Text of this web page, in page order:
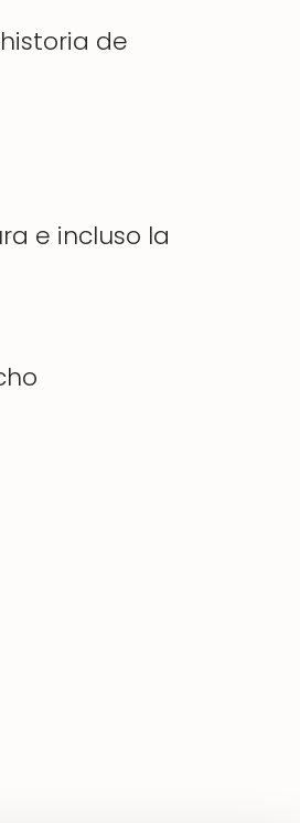
de
e incluso la